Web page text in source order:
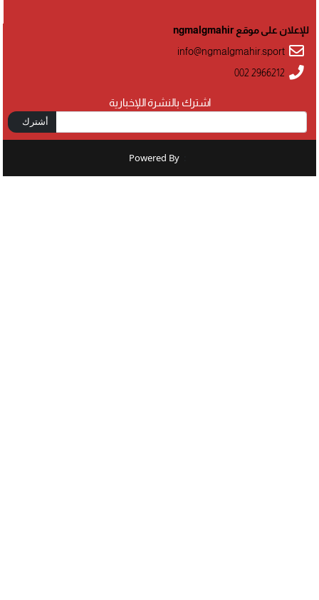
اشترك بالنشرة اللإخبارية
أشترك
للإعلان على موقع ngmalgmahir
info@ngmalgmahir.sport
002 2966212
Powered By